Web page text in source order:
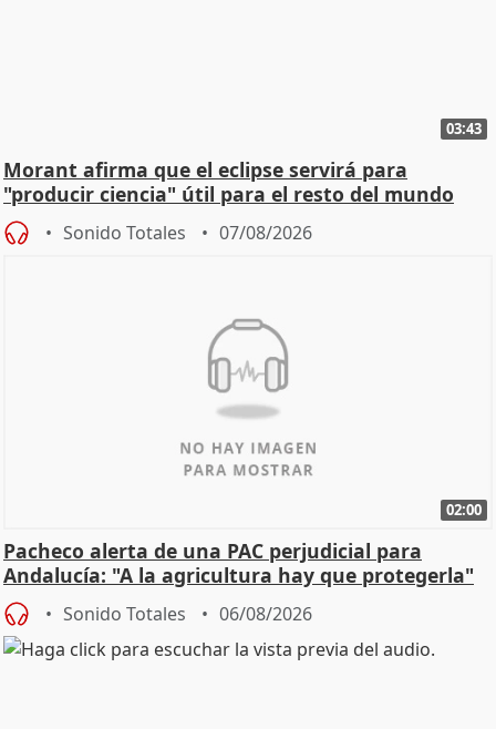
03:43
Morant afirma que el eclipse servirá para
"producir ciencia" útil para el resto del mundo
Sonido Totales 07/08/2026
02:00
Pacheco alerta de una PAC perjudicial para
Andalucía: "A la agricultura hay que protegerla"
Sonido Totales 06/08/2026